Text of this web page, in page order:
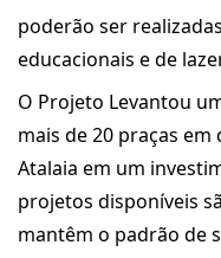
poderão ser
educacionais e de
O Projeto Levantou
mais de 20 praças
Atalaia em um
projetos disponíveis
mantêm o padrão de